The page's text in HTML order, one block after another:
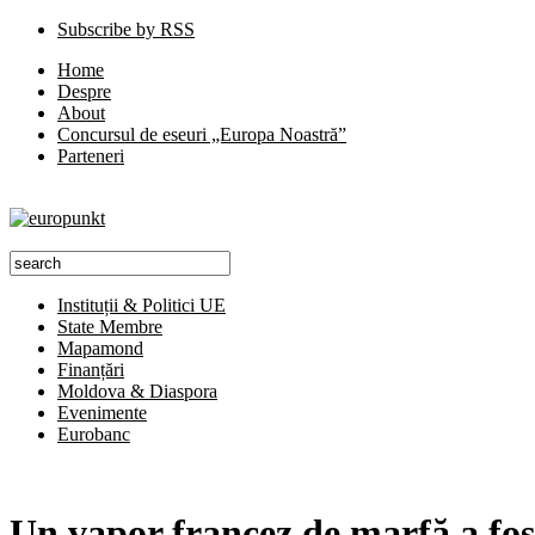
Subscribe by RSS
Home
Despre
About
Concursul de eseuri „Europa Noastră”
Parteneri
Instituții & Politici UE
State Membre
Mapamond
Finanțări
Moldova & Diaspora
Evenimente
Eurobanc